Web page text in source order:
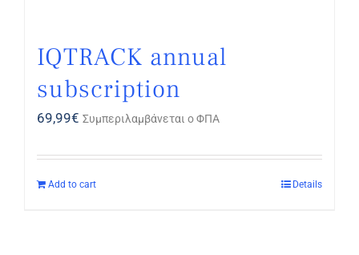
IQTRACK annual
subscription
69,99€ Συμπεριλαμβάνεται ο ΦΠΑ
Add to cart Details